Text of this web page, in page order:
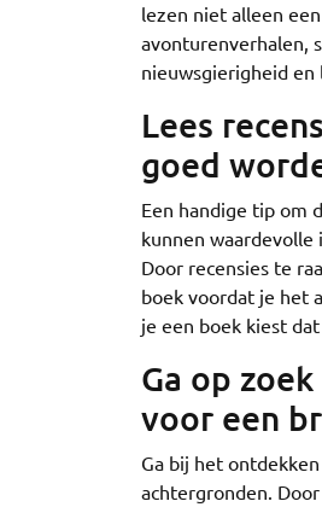
lezen niet alleen
avonturenverhalen,
nieuwsgierigheid
Lees
goed
Een handige tip om
kunnen
Door recensies te
boek voordat je het
je een boek kiest
Ga op
voor een
Ga bij het
achtergronden.